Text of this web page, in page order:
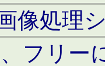
像処理
フリー